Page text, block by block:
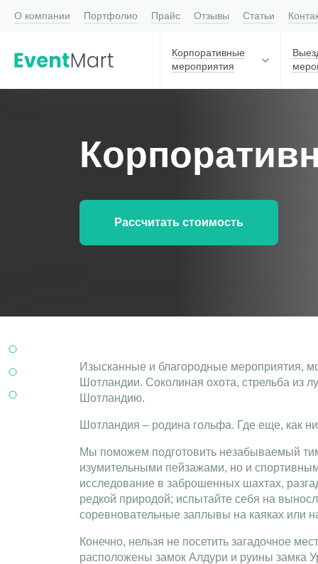
О компании Портфолио Прайс Отзывы Статьи
Корпоративные
мероприятия
Рассчитать стоимость
Изысканные и благородные мероприятия,
Шотландии. Соколиная охота, стрельба из
Шотландию.
Шотландия – родина гольфа. Где еще, как
Мы поможем подготовить незабываемый
изумительными пейзажами, но и
исследование в заброшенных шахтах,
редкой природой; испытайте себя на
соревновательные заплывы на каяках или
Конечно, нельзя не посетить загадочное
расположены замок Алдури и руины замка